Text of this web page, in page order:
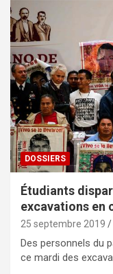
DOSSIERS
Étudiants
excavations en
25 septembre 2019
Des personnels du
ce mardi des